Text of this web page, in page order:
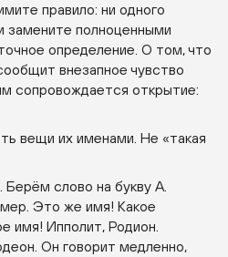
правило: ни одного
замените полноценными
определение. О том, что
внезапное чувство
сопровождается открытие:
вещи их именами. Не «такая
Берём слово на букву А.
Это же имя! Какое
имя! Ипполит, Родион.
Он говорит медленно,